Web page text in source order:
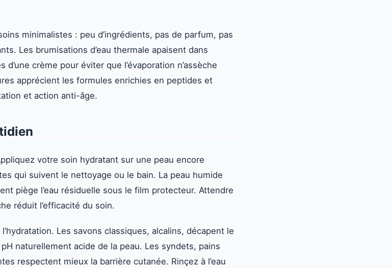
minimalistes : peu d’ingrédients, pas de parfum, pas
Les brumisations d’eau thermale apaisent dans
crème pour éviter que l’évaporation n’assèche
apprécient les formules enrichies en peptides et
et action anti-âge.
votre soin hydratant sur une peau encore
qui suivent le nettoyage ou le bain. La peau humide
piège l’eau résiduelle sous le film protecteur. Attendre
réduit l’efficacité du soin.
Les savons classiques, alcalins, décapent le
naturellement acide de la peau. Les syndets, pains
respectent mieux la barrière cutanée. Rinçez à l’eau